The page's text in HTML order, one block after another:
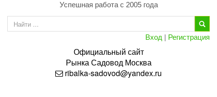
Успешная работа с 2005 года
Вход | Регистрация
Официальный сайт
РынкаСадовод Москва
ribalka-sadovod@yandex.ru